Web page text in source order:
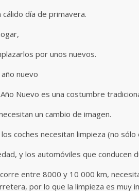
día de primavera.
por unos nuevos.
Nuevo es una costumbre
un cambio de imagen.
coches necesitan limpieza (no
y los automóviles que
entre 8000 y 10 000 km,
por lo que la limpieza es muy